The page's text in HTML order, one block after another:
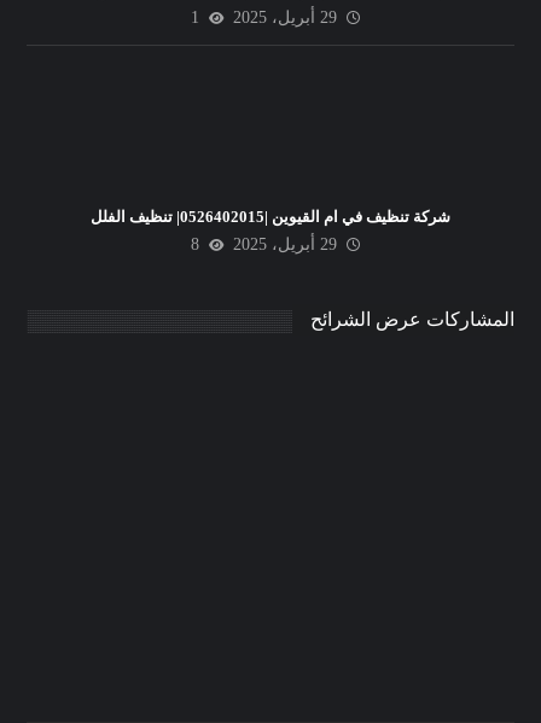
29 أبريل، 2025
1
شركة تنظيف في ام القيوين |0526402015| تنظيف الفلل
29 أبريل، 2025
8
المشاركات عرض الشرائح